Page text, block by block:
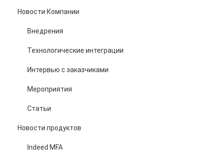
Новости Компании
Внедрения
Технологические интеграции
Интервью с заказчиками
Мероприятия
Статьи
Новости продуктов
Indeed MFA